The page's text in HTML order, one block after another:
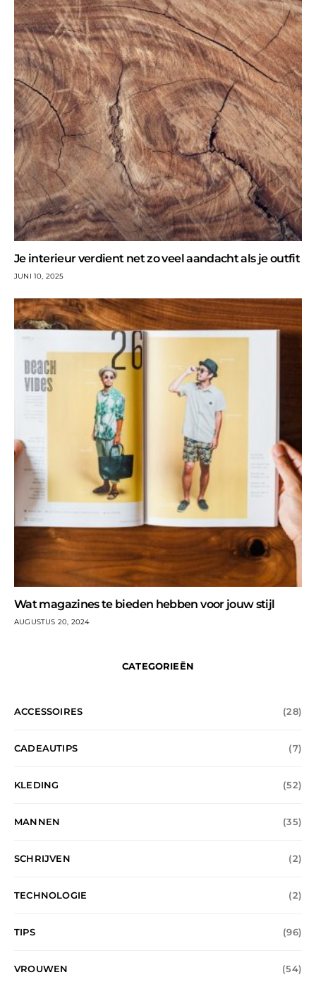
Je interieur verdient net zo veel aandacht als je outfit
JUNI 10, 2025
Wat magazines te bieden hebben voor jouw stijl
AUGUSTUS 20, 2024
CATEGORIEËN
ACCESSOIRES (28)
CADEAUTIPS (7)
KLEDING (52)
MANNEN (35)
SCHRIJVEN (2)
TECHNOLOGIE (2)
TIPS (96)
VROUWEN (54)